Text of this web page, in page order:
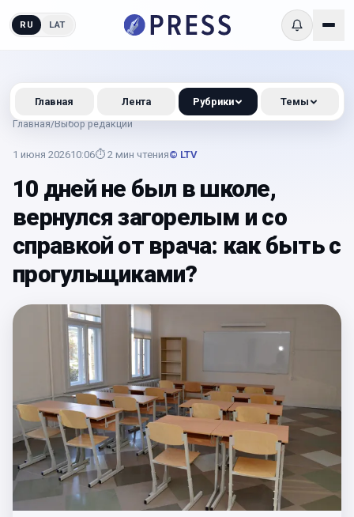
RU LAT
Главная/Выбор редакции
1 июня 202610:06⏱ 2 мин чтения© LTV
10 дней не был в школе,
вернулся загорелым и со
справкой от врача: как быть с
прогульщиками?
Главная Лента Рубрики Темы